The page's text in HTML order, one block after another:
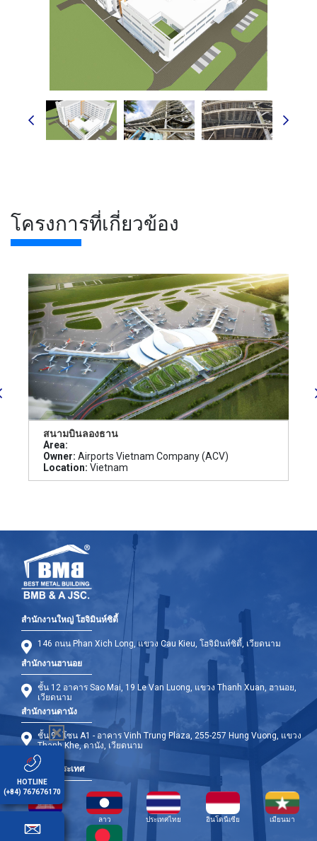
โครงการที่เกี่ยวข้อง
สนามบินลองธาน
Area:
Owner: Airports Vietnam Company (ACV)
Location: Vietnam
สำนักงานใหญ่ โฮจิมินห์ซิตี้
146 ถนน Phan Xich Long, แขวง Cau Kieu, โฮจิมินห์ซิตี้, เวียดนาม
สำนักงานฮานอย
ชั้น 12 อาคาร Sao Mai, 19 Le Van Luong, แขวง Thanh Xuan, ฮานอย,
เวียดนาม
สำนักงานดานัง
ชั้น 9 - โซน A1 - อาคาร Vinh Trung Plaza, 255-257 Hung Vuong, แขวง
Thanh Khe, ดานัง, เวียดนาม
สาขาต่างประเทศ
ลาว ประเทศไทย อินโดนีเซีย เมียนมา
HOTLINE
(+84) 767676170